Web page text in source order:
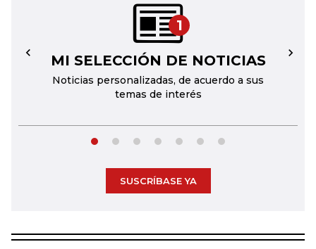
1
MI SELECCIÓN DE NOTICIAS
Noticias personalizadas, de acuerdo a sus
temas de interés
← →
SUSCRÍBASE YA